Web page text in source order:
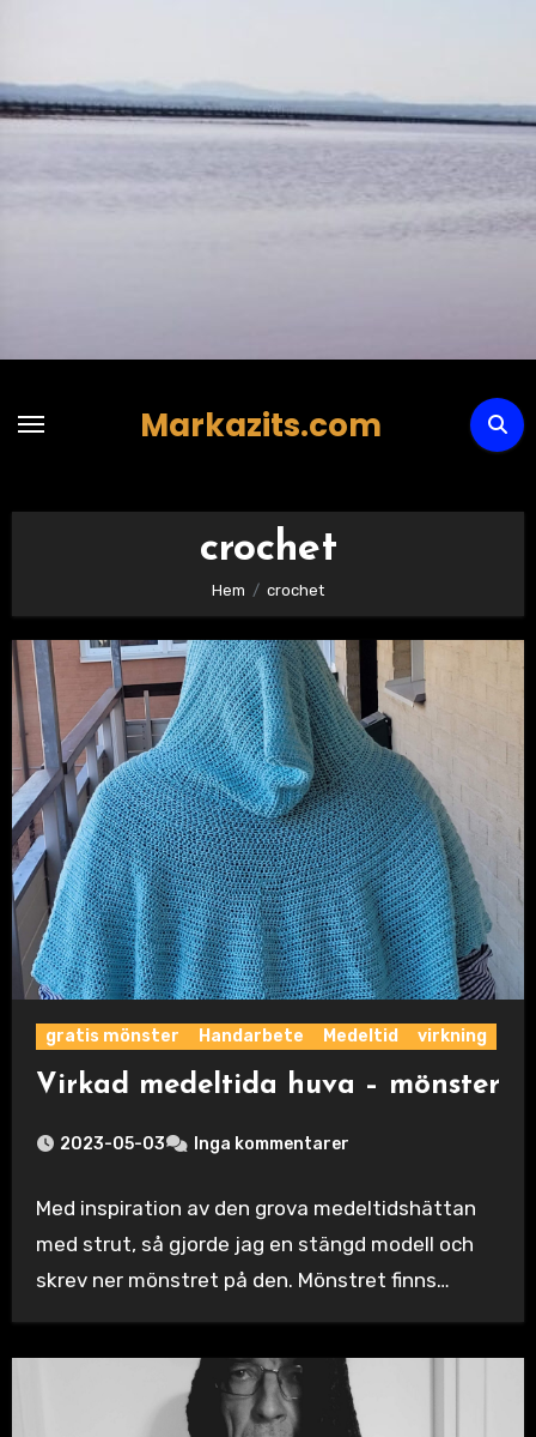
innehåll
Markazits.com
crochet
Hem crochet
gratis mönster Handarbete Medeltid virkning
Virkad medeltida huva – mönster
2023-05-03 Inga kommentarer
Med inspiration av den grova medeltidshättan
med strut, så gjorde jag en stängd modell och
skrev ner mönstret på den. Mönstret finns…